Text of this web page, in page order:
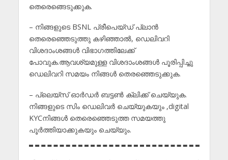
തെരെങ്ങെടുക്കുക.
– നിങ്ങളുടെ BSNL പ്രീപെയ്ഡ് പ്ലാൻ
തെരെഞ്ഞെടുത്തു കഴിഞ്ഞാൽ, ഡെലിവറി
വിശദാംശങ്ങൾ വിഭാഗത്തിലേക്ക്
പോവുക.ആവശ്യമുള്ള വിശദാംശങ്ങൾ പൂരിപ്പിച്ചു
ഡെലിവറി സമയം നിങ്ങൾ തെരഞ്ഞെടുക്കുക.
– പ്ലെയ്‌സ്‌ ഓർഡർ ബട്ടൺ ക്ലിക്ക് ചെയ്യുക.
നിങ്ങളുടെ സിം ഡെലിവർ ചെയ്യുകയും ,digital
KYCനിങ്ങൾ തെരെഞ്ഞെടുത്ത സമയത്തു
പൂർത്തിയാക്കുകയും ചെയ്യും.